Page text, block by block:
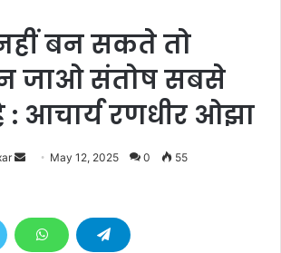
बन सकते तो
जाओ संतोष सबसे
: आचार्य रणधीर ओझा
d
May 12, 2025 0 55